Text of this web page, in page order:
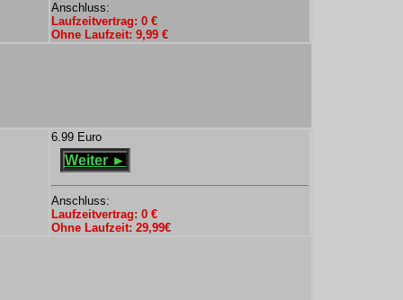
Anschluss:
Laufzeitvertrag: 0 €
Ohne Laufzeit: 9,99 €
6.99 Euro
Weiter ►
Anschluss:
Laufzeitvertrag: 0 €
Ohne Laufzeit: 29,99€